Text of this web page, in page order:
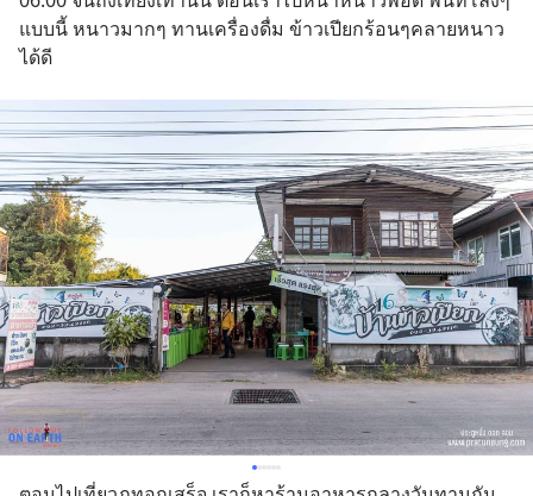
แบบนี้ หนาวมากๆ ทานเครื่องดื่ม ข้าวเปียกร้อนๆคลายหนาว
ได้ดี